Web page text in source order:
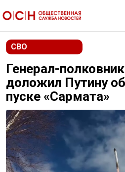
СВО
Генерал-
доложил Путину
пуске «Сармата»